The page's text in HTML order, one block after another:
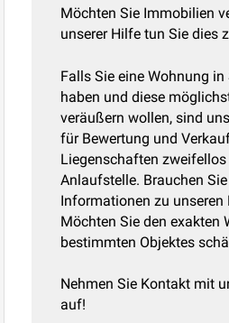
Möchten Sie Immobilien
unserer Hilfe tun Sie dies
Falls Sie eine Wohnung
haben und diese
veräußern wollen, sind
für Bewertung und
Liegenschaften
Anlaufstelle. Brauchen
Informationen zu unseren
Möchten Sie den exakten
bestimmten Objektes
Nehmen Sie Kontakt mit
auf!